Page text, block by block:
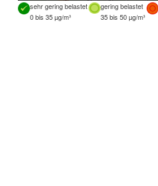
sehr gering belastet gering belastet
0 bis 35 µg/m³
35 bis 50 µg/m³